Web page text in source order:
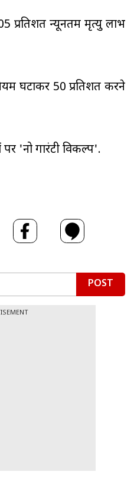
प्रतिशत न्यूनतम मृत्यु लाभ
घटाकर 50 प्रतिशत करने
'नो गारंटी विकल्प'.
POST